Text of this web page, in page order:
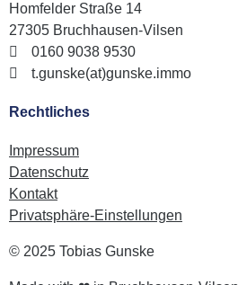
Homfelder Straße 14
27305 Bruchhausen-Vilsen
0160 9038 9530
t.gunske(at)gunske.immo
Rechtliches
Impressum
Datenschutz
Kontakt
Privatsphäre-Einstellungen
© 2025 Tobias Gunske